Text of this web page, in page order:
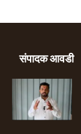
संपादक आवडी